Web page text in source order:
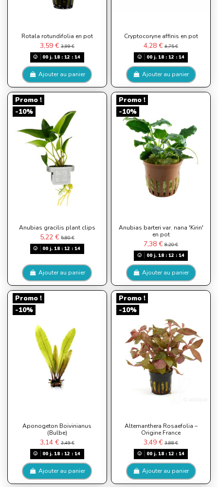
Rotala rotundifolia en pot
3,59 € 3,99 €
00 j. 18 :12 :13
Ajouter au panier
Cryptocoryne affinis en pot
4,28 €4,75 €
00j. 18: 12 : 13
Ajouter au panier
Promo !
-10%
Anubias gracilis plant clips
5,22 € 5,80 €
00 j. 18 :12 :13
Ajouter au panier
Promo !
-10%
Anubias barteri var. nana 'Kirin'
en pot
7,38 €8,20 €
00j. 18: 12 : 13
Ajouter au panier
Promo !
-10%
Aponogeton Boivinianus
(Bulbe)
3,14 € 3,49 €
00 j. 18 :12 :13
Ajouter au panier
Promo !
-10%
Alternanthera Rosaefolia –
Origine France
3,49 €3,88 €
00j. 18: 12 : 13
Ajouter au panier